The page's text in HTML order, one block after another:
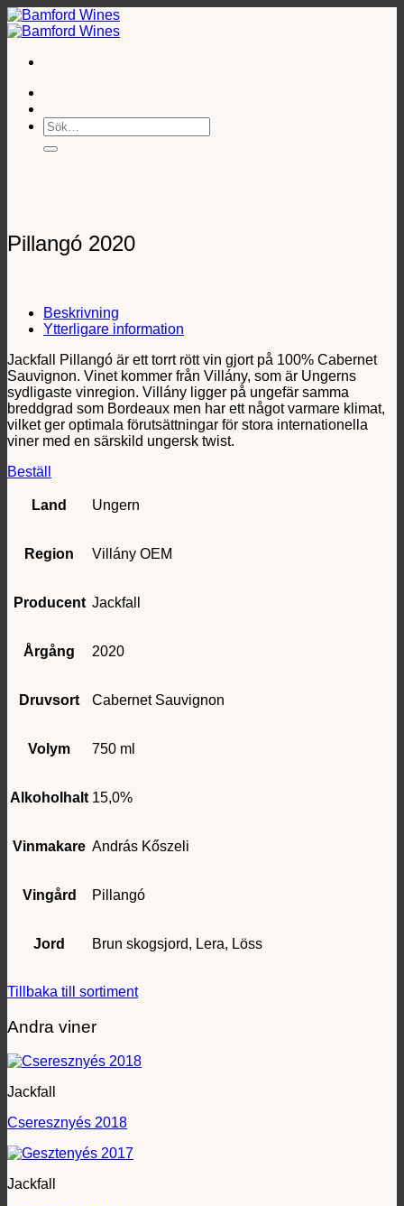
Skip
to
Sök
efter:
Pillangó 2020
Beskrivning
Ytterligare information
Jackfall Pillangó är ett torrt rött vin gjort på 100% Cabernet
Sauvignon. Vinet kommer från Villány, som är Ungerns
sydligaste vinregion. Villány ligger på ungefär samma
breddgrad som Bordeaux men har ett något varmare klimat,
vilket ger optimala förutsättningar för stora internationella
viner med en särskild ungersk twist.
Beställ
Land Ungern
Region Villány OEM
Producent Jackfall
Årgång 2020
Druvsort Cabernet Sauvignon
Volym 750 ml
Alkoholhalt 15,0%
Vinmakare András Kőszeli
Vingård Pillangó
Jord Brun skogsjord, Lera, Löss
Tillbaka till sortiment
Andra viner
Jackfall
Cseresznyés 2018
Jackfall